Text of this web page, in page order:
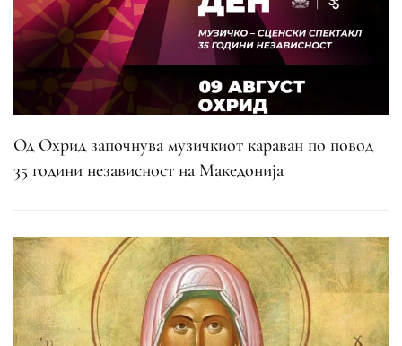
Од Охрид започнува музичкиот караван по повод
35 години независност на Македонија